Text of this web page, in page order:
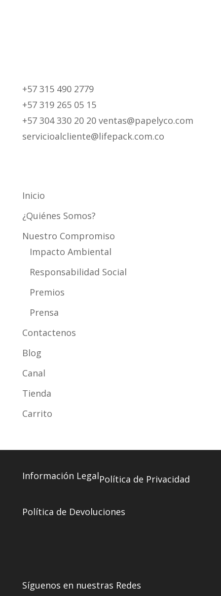
+57 315 490 2779
+57 319 265 05 15
+57 304 330 20 20 ventas@papelyco.com
servicioalcliente@lifepack.com.co
Inicio
¿Quiénes Somos?
Nuestro Compromiso
Impacto Ambiental
Responsabilidad Social
Premios
Prensa
Contactenos
Blog
Canal
Tienda
Carrito
Información LegalPolítica de Privacidad
Política de Devoluciones
Síguenos en nuestras Redes